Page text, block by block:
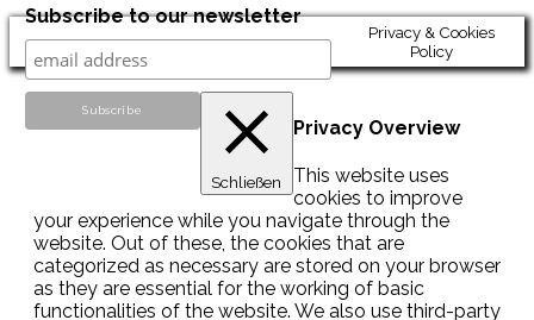
Subscribe to our newsletter
Privacy & Cookies
Policy
Schließen
Privacy Overview
This website uses
cookies to improve
your experience while you navigate through the
website. Out of these, the cookies that are
categorized as necessary are stored on your browser
as they are essential for the working of basic
functionalities of the website. We also use third-party